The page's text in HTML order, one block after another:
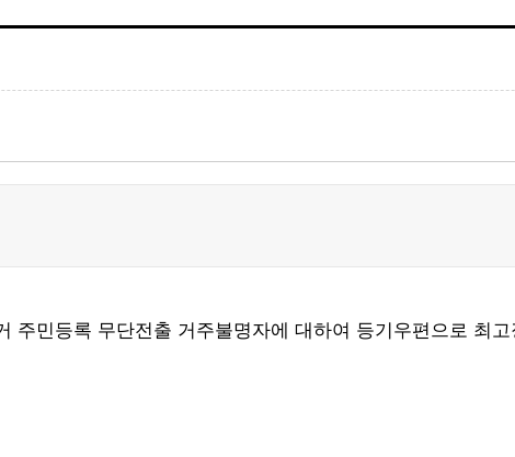
주민등록 무단전출 거주불명자에 대하여 등기우편으로 최